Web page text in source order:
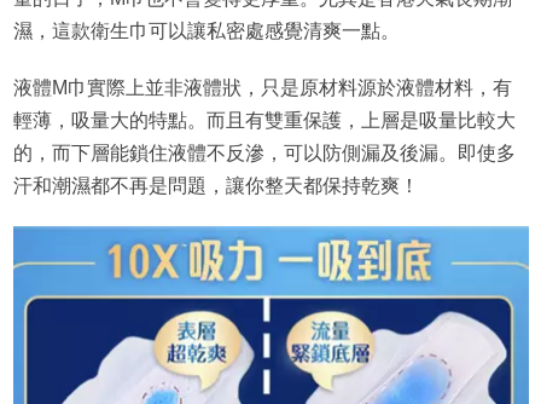
濕，這款衛生巾可以讓私密處感覺清爽一點。
液體M巾實際上並非液體狀，只是原材料源於液體材料，有
輕薄，吸量大的特點。而且有雙重保護，上層是吸量比較大
的，而下層能鎖住液體不反滲，可以防側漏及後漏。即使多
汗和潮濕都不再是問題，讓你整天都保持乾爽！